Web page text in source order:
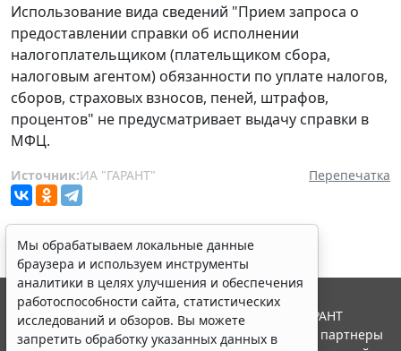
Использование вида сведений "Прием запроса о
предоставлении справки об исполнении
налогоплательщиком (плательщиком сбора,
налоговым агентом) обязанности по уплате налогов,
сборов, страховых взносов, пеней, штрафов,
процентов" не предусматривает выдачу справки в
МФЦ.
Источник:ИА "ГАРАНТ" Перепечатка
Мы обрабатываем локальные данные
браузера и используем инструменты
аналитики в целях улучшения и обеспечения
работоспособности сайта, статистических
исследований и обзоров. Вы можете
запретить обработку указанных данных в
© ООО "НПП "ГАРАНТ-СЕРВИС", 2026. Система ГАРАНТ
выпускается с 1990 года. Компания "Гарант" и ее партнеры